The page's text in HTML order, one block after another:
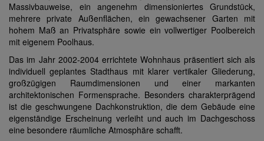
Massivbauweise, ein angenehm dimensioniertes Grundstück,
mehrere private Außenflächen, ein gewachsener Garten mit
hohem Maß an Privatsphäre sowie ein vollwertiger Poolbereich
mit eigenem Poolhaus.
Das im Jahr 2002-2004 errichtete Wohnhaus präsentiert sich als
individuell geplantes Stadthaus mit klarer vertikaler Gliederung,
großzügigen Raumdimensionen und einer markanten
architektonischen Formensprache. Besonders charakterprägend
ist die geschwungene Dachkonstruktion, die dem Gebäude eine
eigenständige Erscheinung verleiht und auch im Dachgeschoss
eine besondere räumliche Atmosphäre schafft.